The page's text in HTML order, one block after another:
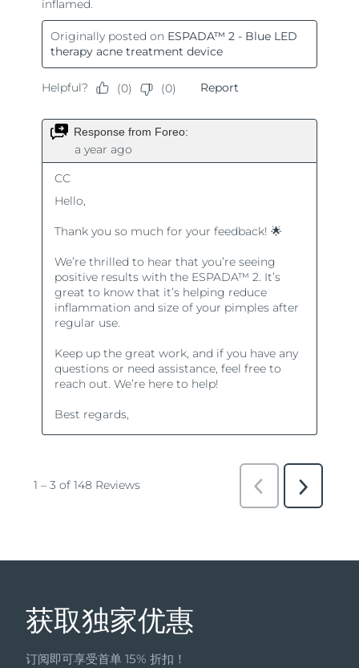
获取独家优惠
订阅即可享受首单 15% 折扣！